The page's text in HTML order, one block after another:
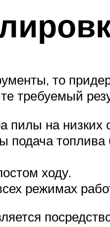
то
требуемый
пилы на
подача
ходу.
режимах